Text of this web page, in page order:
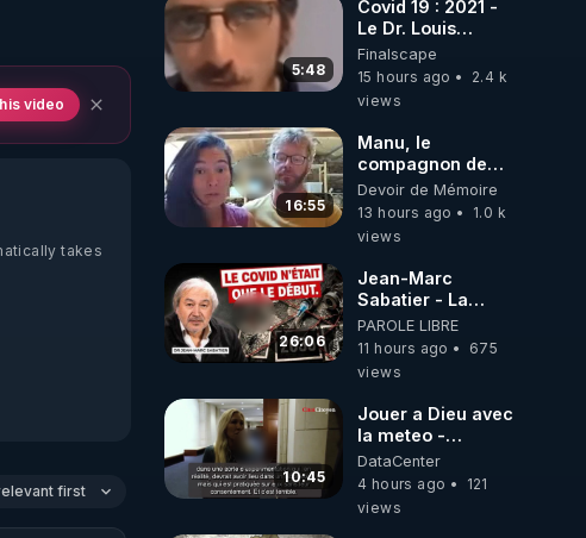
video
takes
first
5:48
Covid 19 : 2021 -
Le Dr. Louis
Fouché renverse
le plateau de
CNews !
Finalscape
15 hours ago
2.4 k
views
16:55
Manu, le
compagnon de
Kyria, raconte sa
garde à vue
musclée.
Devoir de Mémoire
13 hours ago
1.0 k
views
26:06
Jean-Marc
Sabatier - La
Covid-19 n'a été
que le début -
L'ARNm &
où auront-t-il ?
PAROLE LIBRE
11 hours ago
675
views
10:45
Jouer a Dieu avec
la meteo -
Citoicitoyen
DataCenter
4 hours ago
121
views